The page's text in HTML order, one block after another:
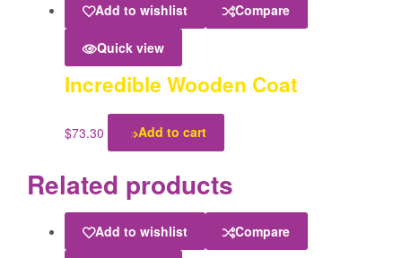
Add to wishlist Compare
Quick view
Incredible Wooden Coat
$73.30 Add to cart
Related products
Add to wishlist Compare